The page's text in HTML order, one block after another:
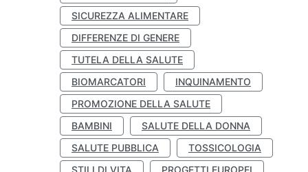
SICUREZZA ALIMENTARE
DIFFERENZE DI GENERE
TUTELA DELLA SALUTE
BIOMARCATORI
INQUINAMENTO
PROMOZIONE DELLA SALUTE
BAMBINI
SALUTE DELLA DONNA
SALUTE PUBBLICA
TOSSICOLOGIA
STILI DI VITA
PROGETTI EUROPEI